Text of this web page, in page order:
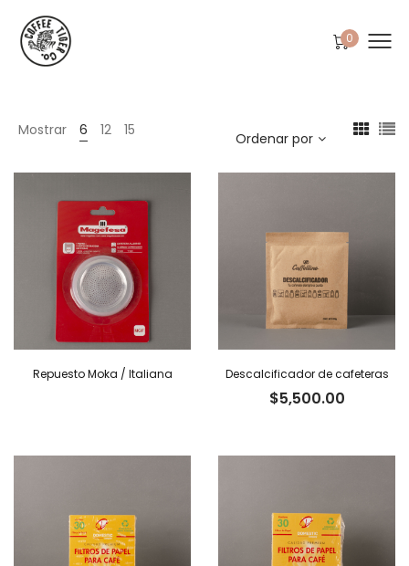
0
Mostrar 6 12 15 Ordenar por
Repuesto Moka / Italiana Descalcificador de cafeteras
$5,500.00